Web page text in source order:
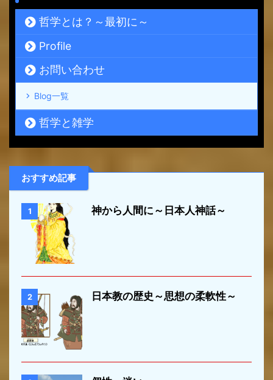
哲学とは？～最初に～
Profile
お問い合わせ
Blog一覧
哲学と雑学
おすすめ記事
1 神から人間に～日本人神話～
2 日本教の歴史～思想の柔軟性～